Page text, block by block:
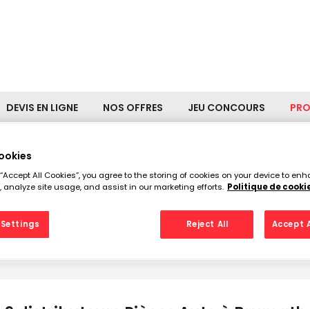
DEVIS EN LIGNE NOS OFFRES JEU CONCOURS
Pièces Auto à
All Cookies”, you agree to the storing of cookies on your device to
analyze site usage, and assist in our marketing efforts. Politique de
Reject All Accept